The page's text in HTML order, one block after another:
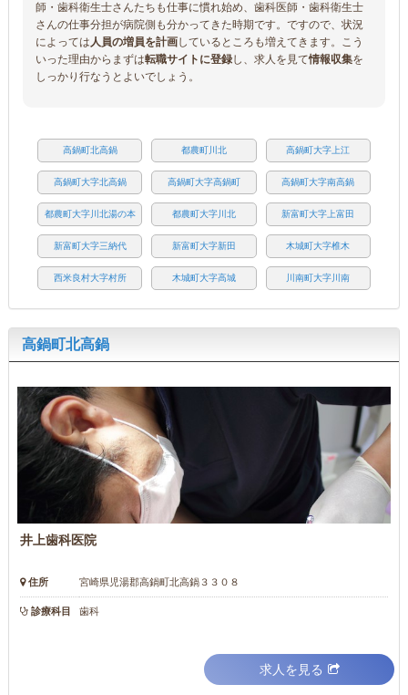
師・歯科衛生士さんたちも仕事に慣れ始め、歯科医師・歯科衛生士
さんの仕事分担が病院側も分かってきた時期です。ですので、状況
によっては人員の増員を計画しているところも増えてきます。こう
いった理由からまずは転職サイトに登録し、求人を見て情報収集を
しっかり行なうとよいでしょう。
高鍋町北高鍋 都農町川北 高鍋町大字上江
高鍋町大字北高鍋 高鍋町大字高鍋町 高鍋町大字南高鍋
都農町大字川北湯の本 都農町大字川北 新富町大字上富田
新富町大字三納代 新富町大字新田 木城町大字椎木
西米良村大字村所 木城町大字高城 川南町大字川南
高鍋町北高鍋
井上歯科医院
住所 宮崎県児湯郡高鍋町北高鍋３３０８
診療科目 歯科
求人を見る